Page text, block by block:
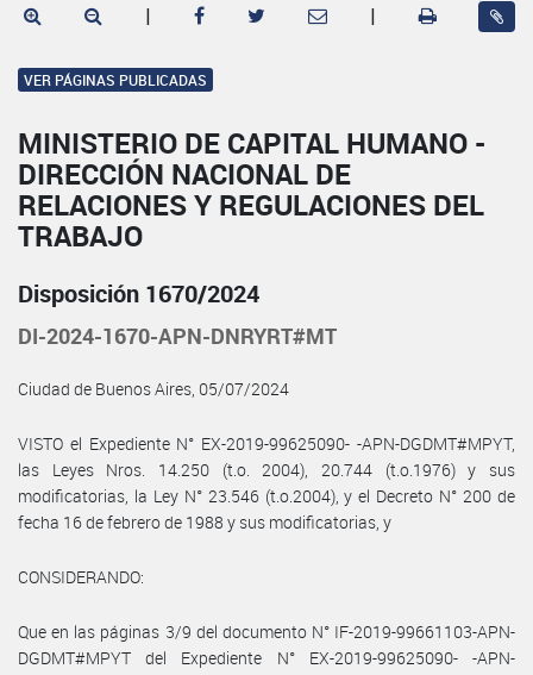
| |
VER PÁGINAS PUBLICADAS
MINISTERIO DE CAPITAL HUMANO -
DIRECCIÓN NACIONAL DE
RELACIONES Y REGULACIONES DEL
TRABAJO
Disposición 1670/2024
DI-2024-1670-APN-DNRYRT#MT
Ciudad de Buenos Aires, 05/07/2024
VISTO el Expediente N° EX-2019-99625090- -APN-DGDMT#MPYT,
las Leyes Nros. 14.250 (t.o. 2004), 20.744 (t.o.1976) y sus
modificatorias, la Ley N° 23.546 (t.o.2004), y el Decreto N° 200 de
fecha 16 de febrero de 1988 y sus modificatorias, y
CONSIDERANDO:
Que en las páginas 3/9 del documento N° IF-2019-99661103-APN-
DGDMT#MPYT del Expediente N° EX-2019-99625090- -APN-